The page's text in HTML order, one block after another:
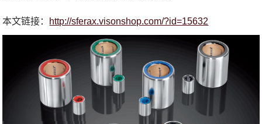
本文链接： http://sferax.visonshop.com/?id=15632